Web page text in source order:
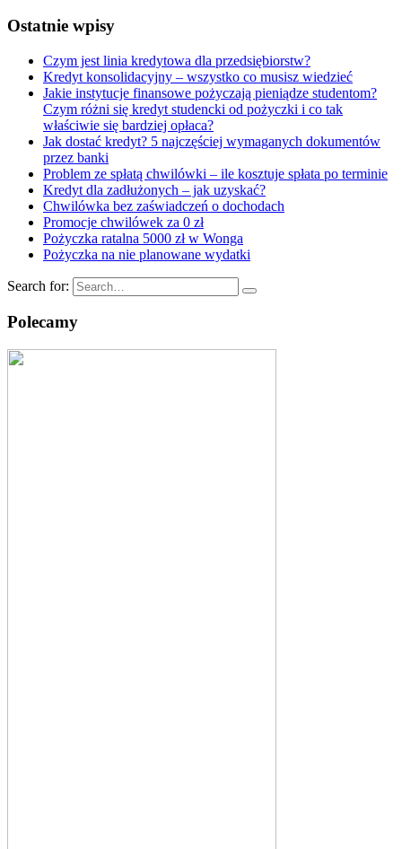
Ostatnie wpisy
Czym jest linia kredytowa dla przedsiębiorstw?
Kredyt konsolidacyjny – wszystko co musisz wiedzieć
Jakie instytucje finansowe pożyczają pieniądze studentom?
Czym różni się kredyt studencki od pożyczki i co tak
właściwie się bardziej opłaca?
Jak dostać kredyt? 5 najczęściej wymaganych dokumentów
przez banki
Problem ze spłatą chwilówki – ile kosztuje spłata po terminie
Kredyt dla zadłużonych – jak uzyskać?
Chwilówka bez zaświadczeń o dochodach
Promocje chwilówek za 0 zł
Pożyczka ratalna 5000 zł w Wonga
Pożyczka na nie planowane wydatki
Search for:
Polecamy